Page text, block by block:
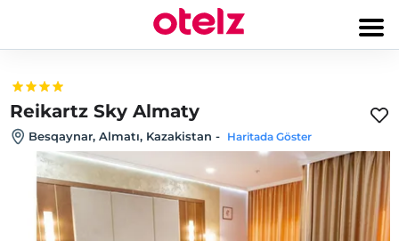
Reikartz Sky Almaty
Besqaynar, Almatı, Kazakistan - Haritada Göster